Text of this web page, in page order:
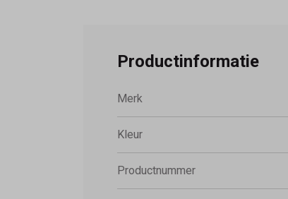
Productinformatie
Merk
Kleur
Productnummer